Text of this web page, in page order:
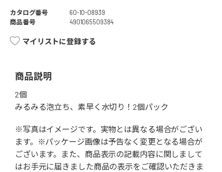
カタログ番号
60-10-08939
商品番号
4901065509384
マイリストに登録する
商品説明
2個
みるみる泡立ち、素早く水切り！2個パック
※写真はイメージです。実物とは異なる場合がござい
ます。※パッケージ画像は予告なく変更となる場合が
ございます。また、商品表示の記載内容に関しまして
はお手元に届きました商品の表示をご確認いただきま